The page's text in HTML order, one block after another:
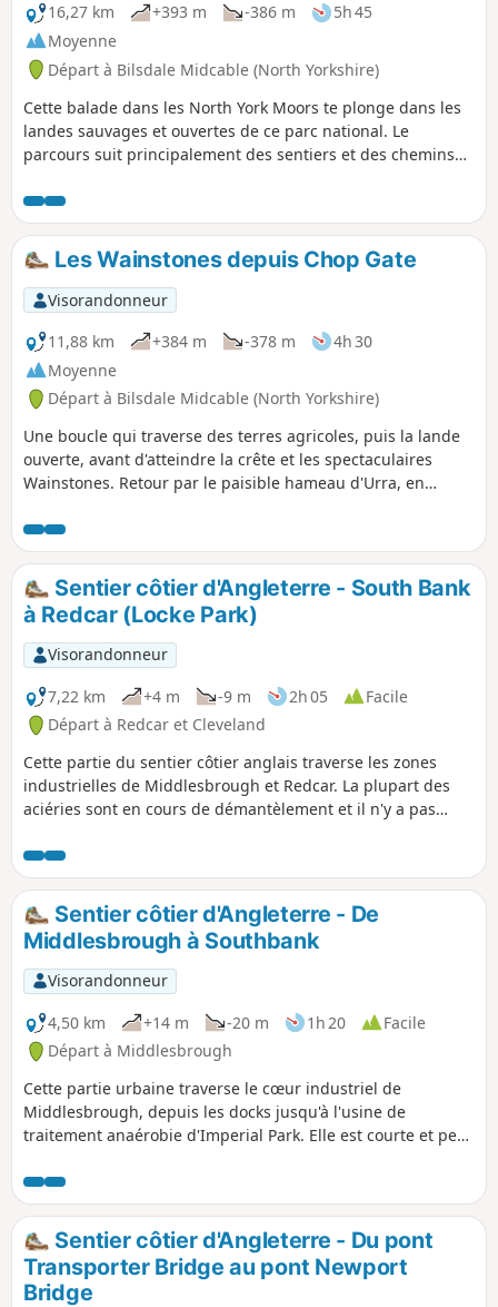
16,27 km
+393 m -386 m
5h 45
Moyenne
Départ à Bilsdale Midcable (North Yorkshire)
Cette balade dans les North York Moors te plonge dans les
landes sauvages et ouvertes de ce parc national. Le
parcours suit principalement des sentiers et des chemins
la vue.
Les Wainstones depuis Chop Gate
Visorandonneur
11,88 km
+384 m -378 m
4h 30
Moyenne
Départ à Bilsdale Midcable (North Yorkshire)
Une boucle qui traverse des terres agricoles, puis la lande
ouverte, avant d'atteindre la crête et les spectaculaires
Wainstones. Retour par le paisible hameau d'Urra, en
quoi vous restaurer au Buck Inn à Chop Gate.
Sentier côtier d'Angleterre - South Bank
à Redcar (Locke Park)
Visorandonneur
7,22 km
+4 m -9 m 2h 05
Facile
Départ à Redcar et Cleveland
Cette partie du sentier côtier anglais traverse les zones
industrielles de Middlesbrough et Redcar. La plupart des
aciéries sont en cours de démantèlement et il n'y a pas
dernière partie du Teesdale Way (suis ces panneaux en
l'absence de panneaux indiquant le sentier côtier anglais
jusqu'à Coatham Marsh). À la fin de cette balade, tu seras
récompensé par le Locke Park.
Sentier côtier d'Angleterre - De
Middlesbrough à Southbank
Visorandonneur
4,50 km
+14 m -20 m 1h 20
Facile
Départ à Middlesbrough
Cette partie urbaine traverse le cœur industriel de
Middlesbrough, depuis les docks jusqu'à l'usine de
traitement anaérobie d'Imperial Park. Elle est courte et peut
anglais ou avec une visite du centre-ville de
Middlesbrough.
Sentier côtier d'Angleterre - Du pont
Transporter Bridge au pont Newport
Bridge